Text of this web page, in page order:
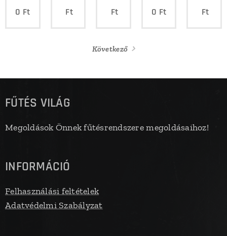
0 Ft
Ft
Ft
0 Ft
Ft
Következő
FŰTÉS VILÁG
Megoldások Önnek fűtésrendszere megoldásaihoz!
INFORMÁCIÓ
Felhasználási feltételek
Adatvédelmi Szabályzat